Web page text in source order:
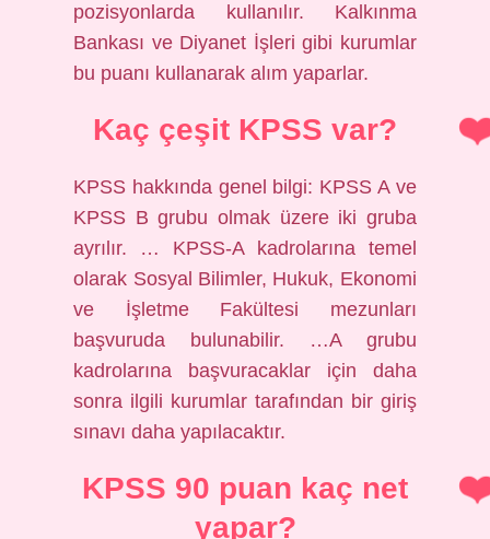
pozisyonlarda kullanılır. Kalkınma
Bankası ve Diyanet İşleri gibi kurumlar
bu puanı kullanarak alım yaparlar.
Kaç çeşit KPSS var?
KPSS hakkında genel bilgi: KPSS A ve
KPSS B grubu olmak üzere iki gruba
ayrılır. … KPSS-A kadrolarına temel
olarak Sosyal Bilimler, Hukuk, Ekonomi
ve İşletme Fakültesi mezunları
başvuruda bulunabilir. …A grubu
kadrolarına başvuracaklar için daha
sonra ilgili kurumlar tarafından bir giriş
sınavı daha yapılacaktır.
KPSS 90 puan kaç net
yapar?